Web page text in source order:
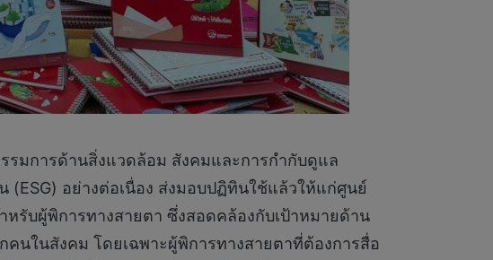
มการด้านสิ่งแวดล้อม สังคมและการกำกับดูแล
(ESG) อย่างต่อเนื่อง ส่งมอบปฏิทินใช้แล้วให้แก่ศูนย์
หรับผู้พิการทางสายตา ซึ่งสอดคล้องกับเป้าหมายด้าน
คนในสังคม โดยเฉพาะผู้พิการทางสายตาที่ต้องการสื่อ